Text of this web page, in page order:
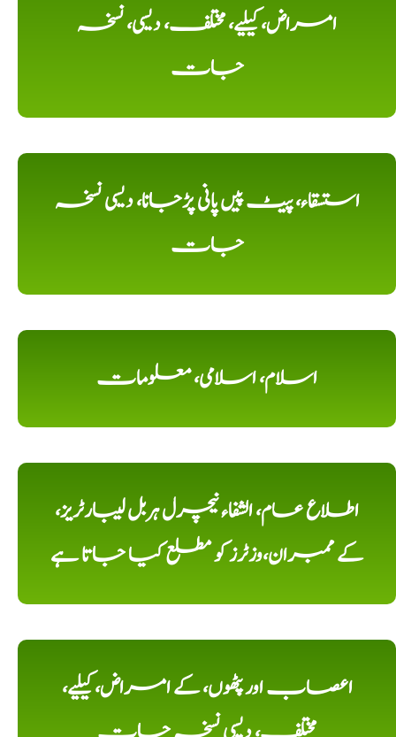
امراض، کیلیے، مختلف، دیسی، نسخہ
جات
استسقاء، پیٹ پیں پانی پڑجانا، دیسی نسخہ
جات
اسلام، اسلامی، معلومات
اطلاع عام، الشفاء نیچرل ہربل لیبارٹریز،
کے ممبران،وزٹرز کو مطلع کیا جاتا ہے
اعصاب اور پٹھوں، کے امراض، کیلیے،